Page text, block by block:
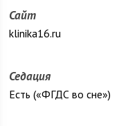
Больница с
2013 году слиянием трех
«Городская клиническая
Сайт
klinika16.ru
Седация
Есть («ФГДС во сне»)